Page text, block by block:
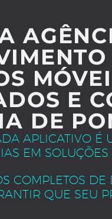
E
DE
APLICATIVO
EM
COMPLETOS
QUE SEU